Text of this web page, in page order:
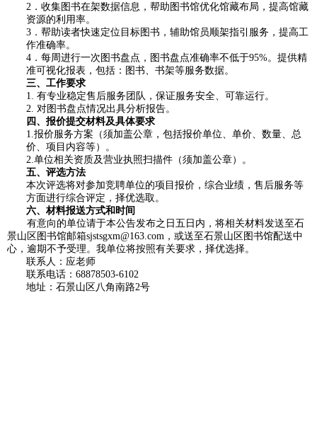
2．收集图书在架数据信息，帮助图书馆优化馆藏布局，提高馆藏
资源的利用率。
3．帮助读者快速定位目标图书，辅助馆员顺架指引服务，提高工
作准确率。
4．每周进行一次图书盘点，图书盘点准确率不低于95%。提供精
准可视化报表，包括：图书、书架等服务数据。
三、工作要求
1. 有专业稳定售后服务团队，保证服务安全、可靠运行。
2. 对图书盘点情况出具分析报告。
四、报价提交材料及具体要求
1.报价服务方案（须加盖公章，包括报价单位、单价、数量、总
价、项目内容等）。
2.单位相关资质及营业执照扫描件（须加盖公章）。
五、评选方法
本次评选将对参加竞聘单位的项目报价，综合业绩，售后服务等
方面进行综合评定，择优选取。
六、材料报送方式和时间
有意向的单位请于本公告发布之日五日内，将相关材料发送至石
景山区图书馆邮箱sjstsgxm@163.com，或送至石景山区图书馆配送中
心，逾期不予受理。我单位将按照有关要求，择优选择。
联系人：应老师
联系电话：68878503-6102
地址：石景山区八角南路2号